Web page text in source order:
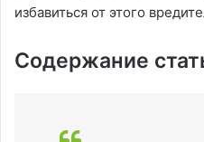
избавиться от этого
Содержание